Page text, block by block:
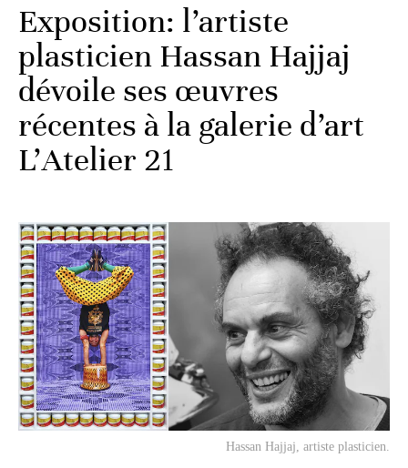
Exposition: l’artiste
plasticien Hassan Hajjaj
dévoile ses œuvres
récentes à la galerie d’art
L’Atelier 21
Hassan Hajjaj, artiste plasticien.